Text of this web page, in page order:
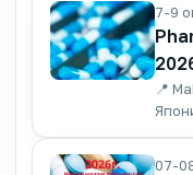
7-9
📍
07-